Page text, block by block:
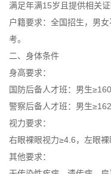
满足年满15岁且提供相关证
户籍要求：全国招生，男
考。
二、身体条件
身高要求：
国防后备人才班：男生
警察后备人才班：男生
视力要求：
右眼裸眼视力≥4.6，左眼裸
其他要求：